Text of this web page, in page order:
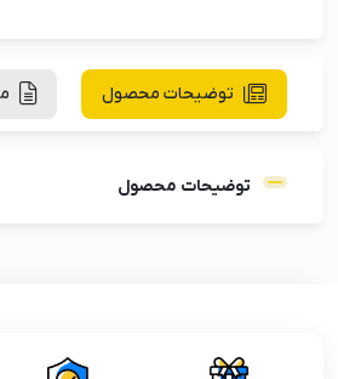
توضیحات محصول
توضیحات محصول